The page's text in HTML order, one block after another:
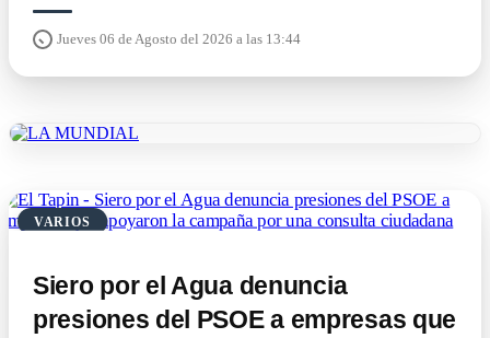
Jueves 06 de Agosto del 2026 a las 13:44
VARIOS
Siero por el Agua denuncia
presiones del PSOE a empresas que